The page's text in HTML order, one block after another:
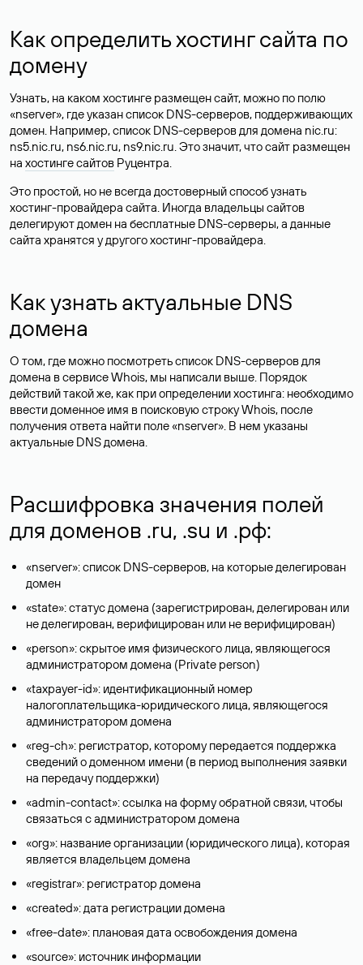
Как определить хостинг сайта по
домену
Узнать, на каком хостинге размещен сайт, можно по полю
«nserver», где указан список DNS-серверов, поддерживающих
домен. Например, список DNS-серверов для домена nic.ru:
ns5.nic.ru, ns6.nic.ru, ns9.nic.ru. Это значит, что сайт размещен
на хостинге сайтов Руцентра.
Это простой, но не всегда достоверный способ узнать
хостинг-провайдера сайта. Иногда владельцы сайтов
делегируют домен на бесплатные DNS-серверы, а данные
сайта хранятся у другого хостинг-провайдера.
Как узнать актуальные DNS
домена
О том, где можно посмотреть список DNS-серверов для
домена в сервисе Whois, мы написали выше. Порядок
действий такой же, как при определении хостинга: необходимо
ввести доменное имя в поисковую строку Whois, после
получения ответа найти поле «nserver». В нем указаны
актуальные DNS домена.
Расшифровка значения полей
для доменов .ru, .su и .рф:
«nserver»: список DNS-серверов, на которые делегирован
домен
«state»: статус домена (зарегистрирован, делегирован или
не делегирован, верифицирован или не верифицирован)
«person»: скрытое имя физического лица, являющегося
администратором домена (Privatе person)
«taxpayer-id»: идентификационный номер
налогоплательщика-юридического лица, являющегося
администратором домена
«reg-ch»: регистратор, которому передается поддержка
сведений о доменном имени (в период выполнения заявки
на передачу поддержки)
«admin-contact»: ссылка на форму обратной связи, чтобы
связаться с администратором домена
«org»: название организации (юридического лица), которая
является владельцем домена
«registrar»: регистратор домена
«created»: дата регистрации домена
«free-date»: плановая дата освобождения домена
«source»: источник информации